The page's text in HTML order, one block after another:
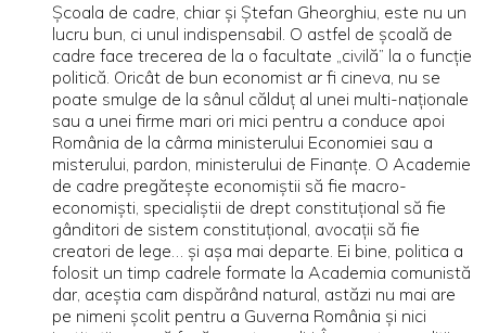
Şcoala de cadre, chiar şi Ştefan Gheorghiu, este nu un
lucru bun, ci unul indispensabil. O astfel de şcoală de
cadre face trecerea de la o facultate „civilă” la o funcţie
politică. Oricât de bun economist ar fi cineva, nu se
poate smulge de la sânul călduţ al unei multi-naţionale
sau a unei firme mari ori mici pentru a conduce apoi
România de la cârma ministerului Economiei sau a
misterului, pardon, ministerului de Finanţe. O Academie
de cadre pregăteşte economiştii să fie macro-
economişti, specialiştii de drept constituţional să fie
gânditori de sistem constituţional, avocaţii să fie
creatori de lege… şi aşa mai departe. Ei bine, politica a
folosit un timp cadrele formate la Academia comunistă
dar, aceştia cam dispărând natural, astăzi nu mai are
pe nimeni şcolit pentru a Guverna România şi nici